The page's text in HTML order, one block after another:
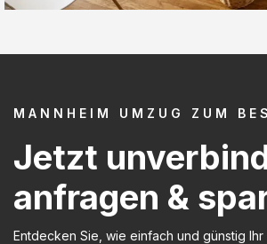
MANNHEIM UMZUG ZUM
Jetzt
anfragen &
Entdecken Sie, wie einfach und günstig Ihr